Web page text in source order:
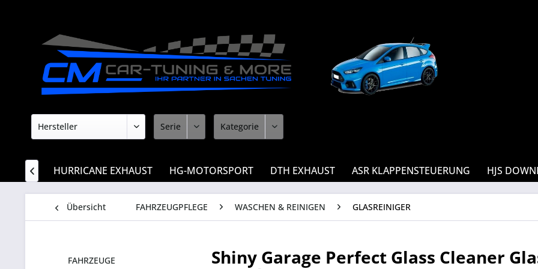
HURRICANE EXHAUST HG-MOTORSPORT DTH EXHAUST ASR KLAPPENSTEUERUNG HJS

Übersicht FAHRZEUGPFLEGE WASCHEN & REINIGEN GLASREINIGER
FAHRZEUGE Shiny Garage Perfect Glass Cleaner